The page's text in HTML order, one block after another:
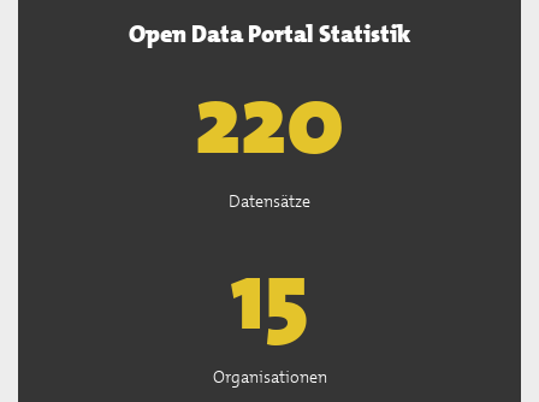
Open Data Portal Statistik
221
Datensätze
15
Organisationen